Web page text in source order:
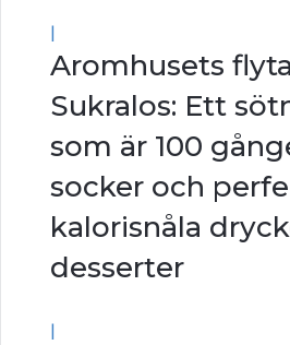
|
Aromhusets
Sukralos: Ett
som är 100
socker och
kalorisnåla
desserter
|